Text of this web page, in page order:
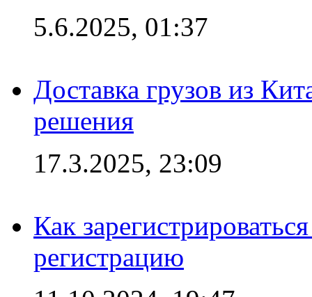
5.6.2025, 01:37
Доставка грузов из
решения
17.3.2025, 23:09
Как
регистрацию